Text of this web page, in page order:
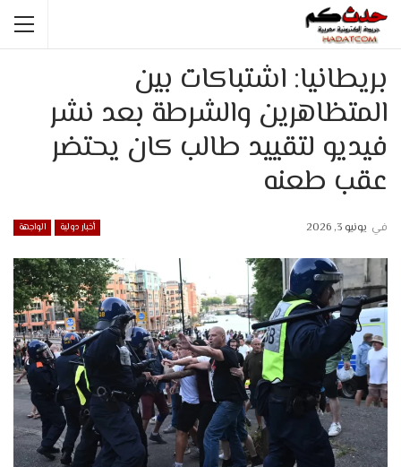
بريطانيا: اشتباكات بين
المتظاهرين والشرطة بعد نشر
فيديو لتقييد طالب كان يحتضر
عقب طعنه
أخبار دولية الواجهة في يونيو 3, 2026